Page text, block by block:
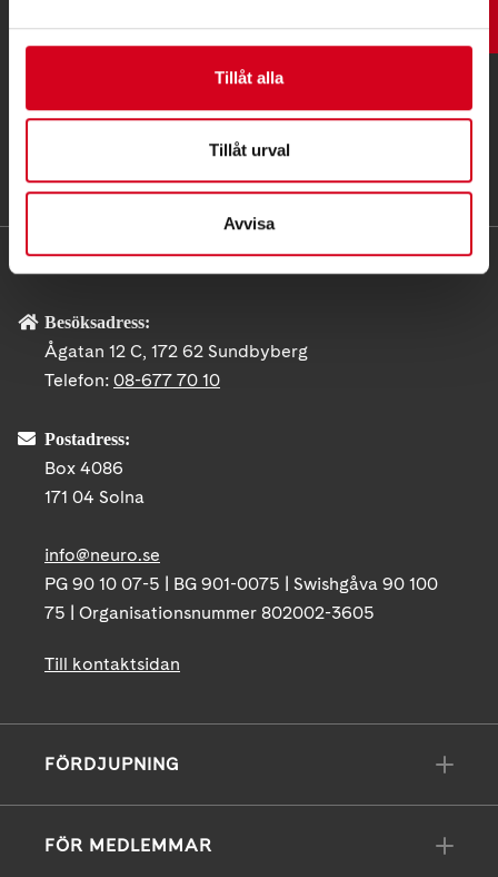
Tillåt alla
Tillåt urval
Avvisa
UPP
Besöksadress:
Ågatan 12 C, 172 62 Sundbyberg
Telefon: 08-677 70 10
Postadress:
Box 4086
171 04 Solna
info@neuro.se
PG 90 10 07-5 | BG 901-0075 | Swishgåva 90 100
75 | Organisationsnummer 802002-3605
Till kontaktsidan
FÖRDJUPNING
FÖR MEDLEMMAR